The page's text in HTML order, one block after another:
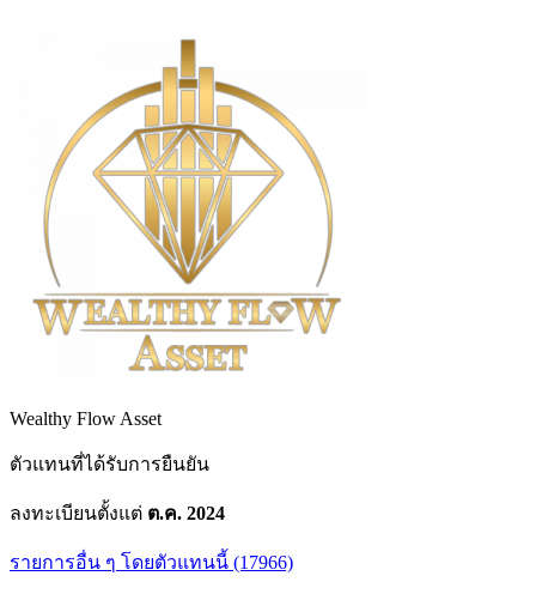
Wealthy Flow Asset
ตัวแทนที่ได้รับการยืนยัน
ลงทะเบียนตั้งแต่ ต.ค. 2024
รายการอื่น ๆ โดยตัวแทนนี้ (17966)